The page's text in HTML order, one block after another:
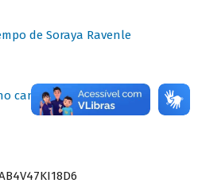
de Soraya Ravenle
canta Dominguinhos